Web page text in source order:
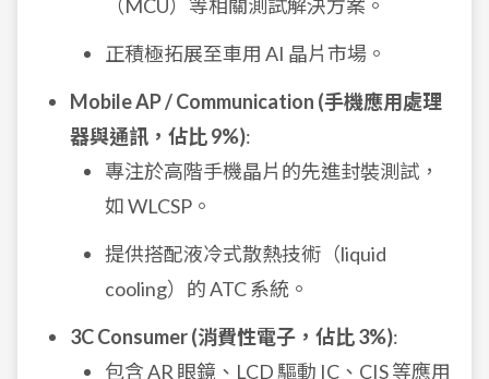
（MCU）等相關測試解決方案。
正積極拓展至車用 AI 晶片市場。
Mobile AP / Communication (手機應用處理
器與通訊，佔比 9%):
專注於高階手機晶片的先進封裝測試，
如 WLCSP。
提供搭配液冷式散熱技術（liquid
cooling）的 ATC 系統。
3C Consumer (消費性電子，佔比 3%):
包含 AR 眼鏡、LCD 驅動 IC、CIS 等應用